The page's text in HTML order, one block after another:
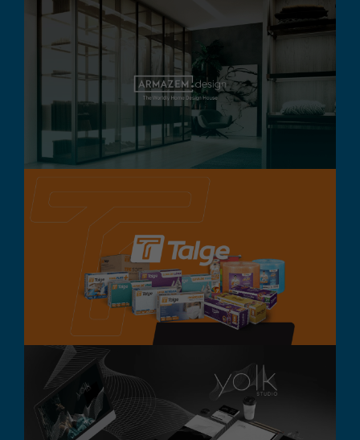
Armazem Design
Branding Design Gráfico Destaque Digital
Talge
Branding Design Gráfico Destaque Digital Embalagem
Yolk Studio